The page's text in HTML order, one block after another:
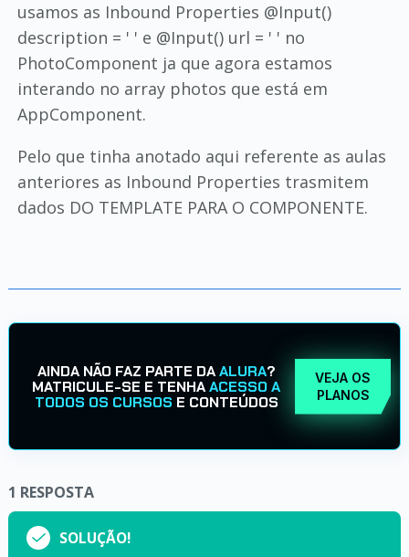
usamos as Inbound Properties @Input()
description = ' ' e @Input() url = ' ' no
PhotoComponent ja que agora estamos
interando no array photos que está em
AppComponent.
Pelo que tinha anotado aqui referente as aulas
anteriores as Inbound Properties trasmitem
dados DO TEMPLATE PARA O COMPONENTE.
AINDA NÃO FAZ PARTE DAALURA?
MATRICULE-SE E TENHAACESSO A
TODOS OS CURSOS E CONTEÚDOS
VEJA OS
PLANOS
1 RESPOSTA
SOLUÇÃO!